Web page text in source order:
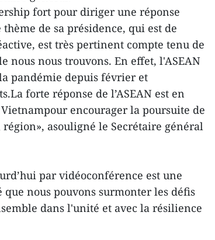
fort pour diriger une réponse
de sa présidence, qui est de
est très pertinent compte tenu de
nous nous trouvons. En effet, l'ASEAN
pandémie depuis février et
forte réponse de l’ASEAN est en
encourager la poursuite de
asouligné le Secrétaire général
par vidéoconférence est une
nous pouvons surmonter les défis
dans l'unité et avec la résilience